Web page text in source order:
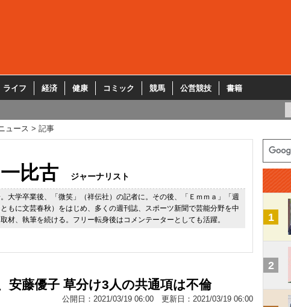
ライフ 経済 健康 コミック 競馬 公営競技 書籍
ュース 記事
比古 ジャーナリスト
大学卒業後、「微笑」（祥伝社）の記者に。その後、「Ｅｍｍａ」「週
もに文芸春秋）をはじめ、多くの週刊誌、スポーツ新聞で芸能分野を中
材、執筆を続ける。フリー転身後はコメンテーターとしても活躍。
安藤優子 草分け3人の共通項は不倫
公開日： 2021/03/19 06:00 更新日： 2021/03/19 06:00
1
2